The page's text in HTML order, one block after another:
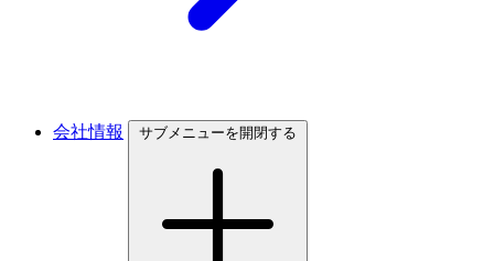
会社情報 サブメニューを開閉する